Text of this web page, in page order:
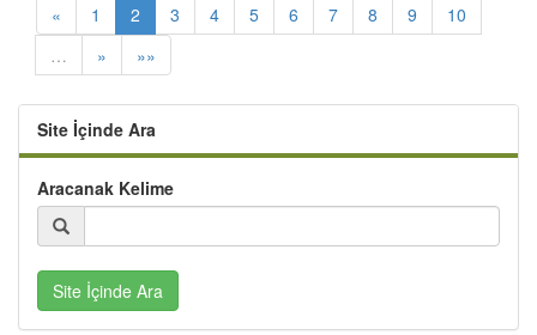
« 1 2 3 4 5 6 7 8 9
10
…
» »»
Site İçinde Ara
Aracanak Kelime
Site İçinde Ara